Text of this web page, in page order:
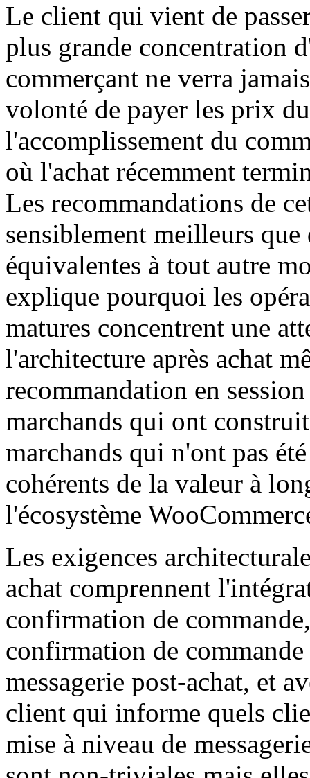
Le client qui vient de
plus grande concentration
commerçant ne verra
volonté de payer les prix
l'accomplissement du
où l'achat récemment
Les recommandations de
sensiblement meilleurs que
équivalentes à tout autre
explique pourquoi les
matures concentrent une
l'architecture après achat
recommandation en
marchands qui ont
marchands qui n'ont pas
cohérents de la valeur à
l'écosystème
Les exigences
achat comprennent
confirmation de
confirmation de
messagerie post-achat, et
client qui informe quels
mise à niveau de